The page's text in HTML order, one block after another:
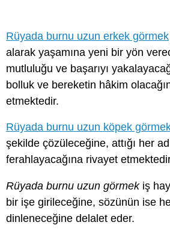
Rüyada burnu uzun erkek görmek
alarak yaşamına yeni bir yön
mutluluğu ve başarıyı
bolluk ve bereketin hâkim
etmektedir.
Rüyada burnu uzun köpek
şekilde çözüleceğine, attığı her
ferahlayacağına rivayet
Rüyada burnu uzun görmekiş
bir işe girileceğine, sözünün ise
dinleneceğine delalet eder.